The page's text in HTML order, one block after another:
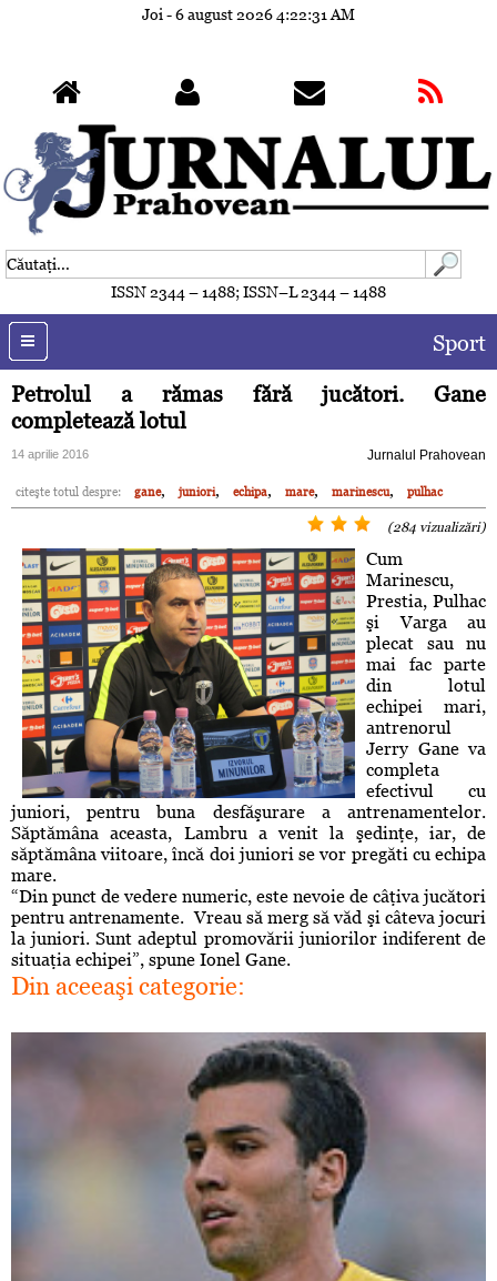
Joi - 6 august 20264:22:34 AM
ISSN 2344 – 1488; ISSN–L 2344 – 1488
Sport
Petrolul a rămas fără jucători. Gane
completează lotul
14 aprilie 2016 Jurnalul Prahovean
citeşte totul despre: gane, juniori, echipa, mare, marinescu, pulhac
(284 vizualizări)
Cum
Marinescu,
Prestia, Pulhac
şi Varga au
plecat sau nu
mai fac parte
din lotul
echipei mari,
antrenorul
Jerry Gane va
completa
efectivul cu
juniori, pentru buna desfăşurare a antrenamentelor.
Săptămâna aceasta, Lambru a venit la şedinţe, iar, de
săptămâna viitoare, încă doi juniori se vor pregăti cu echipa
mare.
“Din punct de vedere numeric, este nevoie de câţiva jucători
pentru antrenamente. Vreau să merg să văd şi câteva jocuri
la juniori. Sunt adeptul promovării juniorilor indiferent de
situaţia echipei”, spune Ionel Gane.
Din aceeaşi categorie: